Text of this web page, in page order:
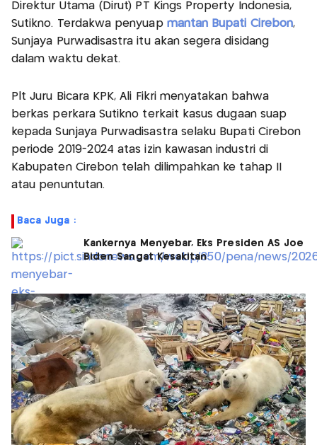
Direktur Utama (Dirut) PT Kings Property Indonesia,
Sutikno. Terdakwa penyuap mantan Bupati Cirebon,
Sunjaya Purwadisastra itu akan segera disidang
dalam waktu dekat.
Plt Juru Bicara KPK, Ali Fikri menyatakan bahwa
berkas perkara Sutikno terkait kasus dugaan suap
kepada Sunjaya Purwadisastra selaku Bupati Cirebon
periode 2019-2024 atas izin kawasan industri di
Kabupaten Cirebon telah dilimpahkan ke tahap II
atau penuntutan.
Baca Juga :
Kankernya Menyebar, Eks Presiden AS Joe
Biden Sangat Kesakitan